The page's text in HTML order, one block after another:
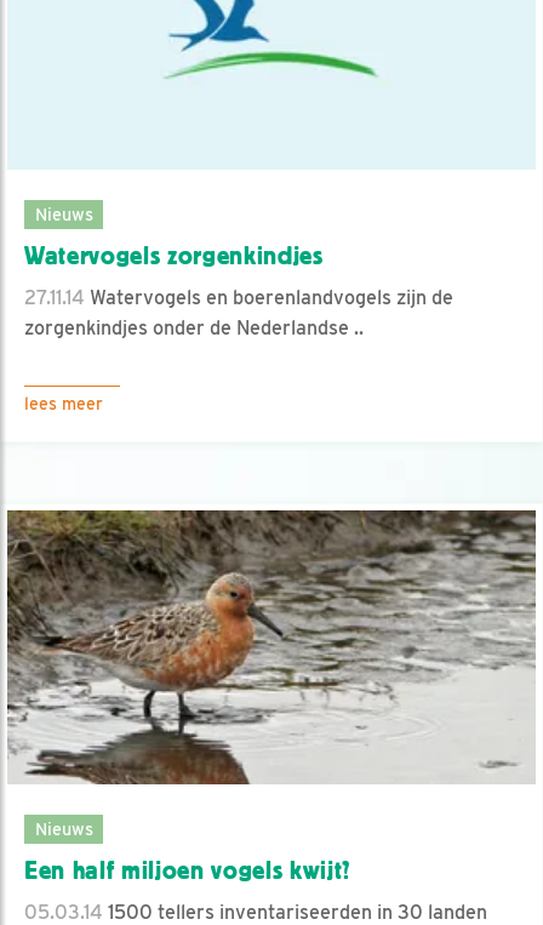
Nieuws
Watervogels zorgenkindjes
27.11.14 Watervogels en boerenlandvogels zijn de
zorgenkindjes onder de Nederlandse ..
lees meer
Nieuws
Een half miljoen vogels kwijt?
05.03.14 1500 tellers inventariseerden in 30 landen